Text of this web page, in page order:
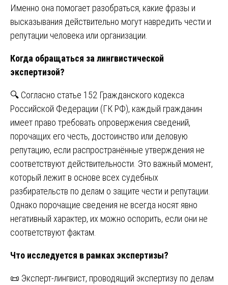
Именно она помогает разобраться, какие фразы и
высказывания действительно могут навредить чести и
репутации человека или организации.
Когда обращаться за лингвистической
экспертизой?
🔍 Согласно статье 152 Гражданского кодекса
Российской Федерации (ГК РФ), каждый гражданин
имеет право требовать опровержения сведений,
порочащих его честь, достоинство или деловую
репутацию, если распространённые утверждения не
соответствуют действительности. Это важный момент,
который лежит в основе всех судебных
разбирательств по делам о защите чести и репутации.
Однако порочащие сведения не всегда носят явно
негативный характер, их можно оспорить, если они не
соответствуют фактам.
Что исследуется в рамках экспертизы?
📜 Эксперт-лингвист, проводящий экспертизу по делам